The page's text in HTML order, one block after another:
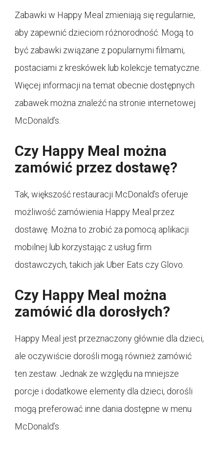
Zabawki w Happy Meal zmieniają się regularnie,
aby zapewnić dzieciom różnorodność. Mogą to
być zabawki związane z popularnymi filmami,
postaciami z kreskówek lub kolekcje tematyczne.
Więcej informacji na temat obecnie dostępnych
zabawek można znaleźć na stronie internetowej
McDonald’s.
Czy Happy Meal można
zamówić przez dostawę?
Tak, większość restauracji McDonald’s oferuje
możliwość zamówienia Happy Meal przez
dostawę. Można to zrobić za pomocą aplikacji
mobilnej lub korzystając z usług firm
dostawczych, takich jak Uber Eats czy Glovo.
Czy Happy Meal można
zamówić dla dorosłych?
Happy Meal jest przeznaczony głównie dla dzieci,
ale oczywiście dorośli mogą również zamówić
ten zestaw. Jednak ze względu na mniejsze
porcje i dodatkowe elementy dla dzieci, dorośli
mogą preferować inne dania dostępne w menu
McDonald’s.